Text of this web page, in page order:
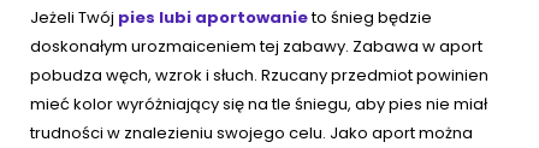
Jeżeli Twój pies lubi aportowanieto śnieg będzie
doskonałym urozmaiceniem tej zabawy. Zabawa w aport
pobudza węch, wzrok i słuch. Rzucany przedmiot powinien
mieć kolor wyróżniający się na tle śniegu, aby pies nie miał
trudności w znalezieniu swojego celu. Jako aport można